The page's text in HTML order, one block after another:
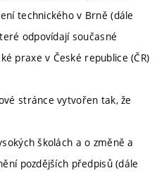
technického v Brně (dále
odpovídají současné
praxe v České republice (ČR)
stránce vytvořen tak, že
školách a o změně a
pozdějších předpisů (dále